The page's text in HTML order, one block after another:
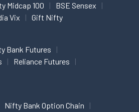
Midcap 100
BSE Sensex
Vix Gift Nifty
Bank Futures
Reliance Futures
Nifty Bank Option Chain